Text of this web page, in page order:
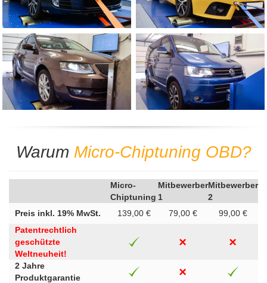
Warum Micro-Chiptuning OBD?
Micro-
Chiptuning
Mitbewerber
1
Mitbewerber
2
Preis inkl. 19% MwSt.
139,00 € 79,00 €
99,00 €
Patentrechtlich
geschützte
Weltneuheit!
2 Jahre
Produktgarantie